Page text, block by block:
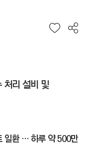
처리 설비 및
일환 … 하루 약 500만